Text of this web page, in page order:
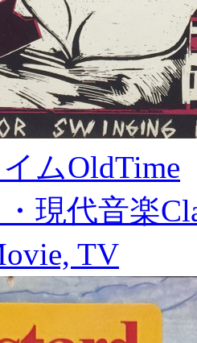
ムOldTime
現代音楽
TV